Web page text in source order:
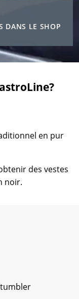
DANS LE SHOP
en pur
des vestes
noir.